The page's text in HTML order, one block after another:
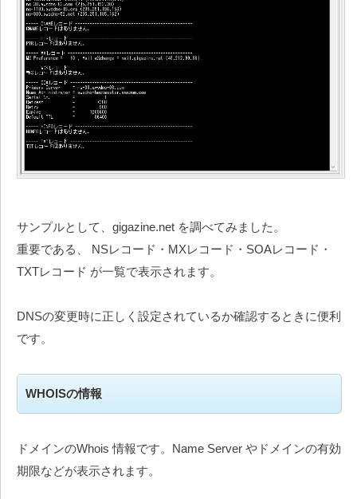
サンプルとして、gigazine.net を調べてみました。
重要である、 NSレコード・MXレコード・SOAレコード・
TXTレコード が一覧で表示されます。
DNSの変更時に正しく設定されているか確認するときに便利
です。
WHOISの情報
ドメインのWhois 情報です。Name Server やドメインの有効
期限などが表示されます。